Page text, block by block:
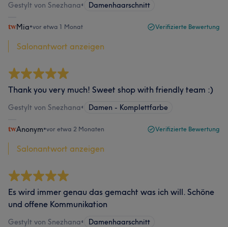
Gestylt von Snezhana• Damenhaarschnitt
Mia•vor etwa 1 Monat Verifizierte Bewertung
Salonantwort anzeigen
Thank you very much! Sweet shop with friendly team :)
Gestylt von Snezhana• Damen - Komplettfarbe
Anonym•vor etwa 2 Monaten Verifizierte Bewertung
Salonantwort anzeigen
Es wird immer genau das gemacht was ich will. Schöne
und offene Kommunikation
Gestylt von Snezhana• Damenhaarschnitt